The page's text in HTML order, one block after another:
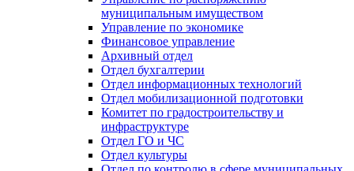
муниципальным имуществом
Управление по экономике
Финансовое управление
Архивный отдел
Отдел бухгалтерии
Отдел информационных технологий
Отдел мобилизационной подготовки
Комитет по градостроительству и
инфраструктуре
Отдел ГО и ЧС
Отдел культуры